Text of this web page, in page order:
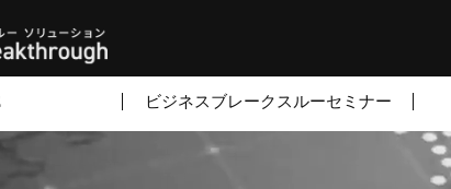
ビジネスブレークスルーセミナー